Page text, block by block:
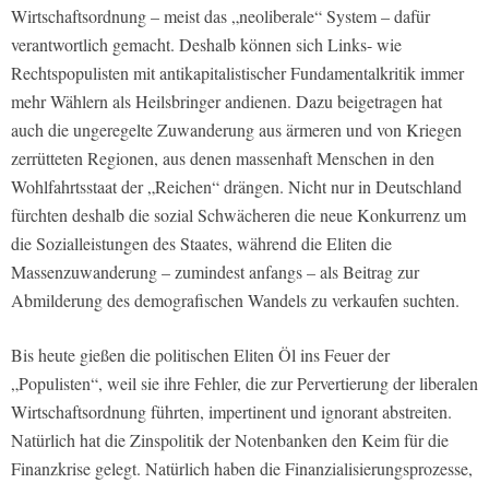
Wirtschaftsordnung – meist das „neoliberale“ System – dafür
verantwortlich gemacht. Deshalb können sich Links- wie
Rechtspopulisten mit antikapitalistischer Fundamentalkritik immer
mehr Wählern als Heilsbringer andienen. Dazu beigetragen hat
auch die ungeregelte Zuwanderung aus ärmeren und von Kriegen
zerrütteten Regionen, aus denen massenhaft Menschen in den
Wohlfahrtsstaat der „Reichen“ drängen. Nicht nur in Deutschland
fürchten deshalb die sozial Schwächeren die neue Konkurrenz um
die Sozialleistungen des Staates, während die Eliten die
Massenzuwanderung – zumindest anfangs – als Beitrag zur
Abmilderung des demografischen Wandels zu verkaufen suchten.
Bis heute gießen die politischen Eliten Öl ins Feuer der
„Populisten“, weil sie ihre Fehler, die zur Pervertierung der liberalen
Wirtschaftsordnung führten, impertinent und ignorant abstreiten.
Natürlich hat die Zinspolitik der Notenbanken den Keim für die
Finanzkrise gelegt. Natürlich haben die Finanzialisierungsprozesse,